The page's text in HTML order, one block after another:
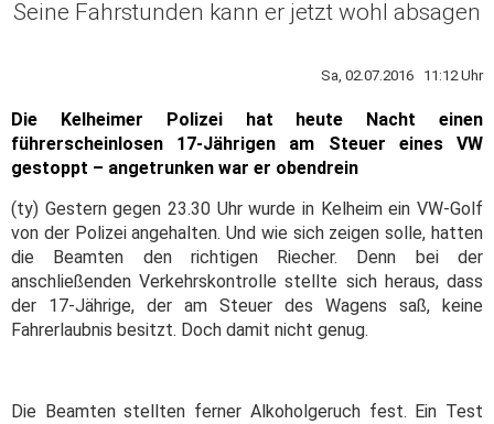
Seine Fahrstunden kann er jetzt wohl absagen
Sa, 02.07.2016 11:12 Uhr
Die Kelheimer Polizei hat heute Nacht einen
führerscheinlosen 17-Jährigen am Steuer eines VW
gestoppt – angetrunken war er obendrein
(ty) Gestern gegen 23.30 Uhr wurde in Kelheim ein VW-Golf
von der Polizei angehalten. Und wie sich zeigen solle, hatten
die Beamten den richtigen Riecher. Denn bei der
anschließenden Verkehrskontrolle stellte sich heraus, dass
der 17-Jährige, der am Steuer des Wagens saß, keine
Fahrerlaubnis besitzt. Doch damit nicht genug.
Die Beamten stellten ferner Alkoholgeruch fest. Ein Test